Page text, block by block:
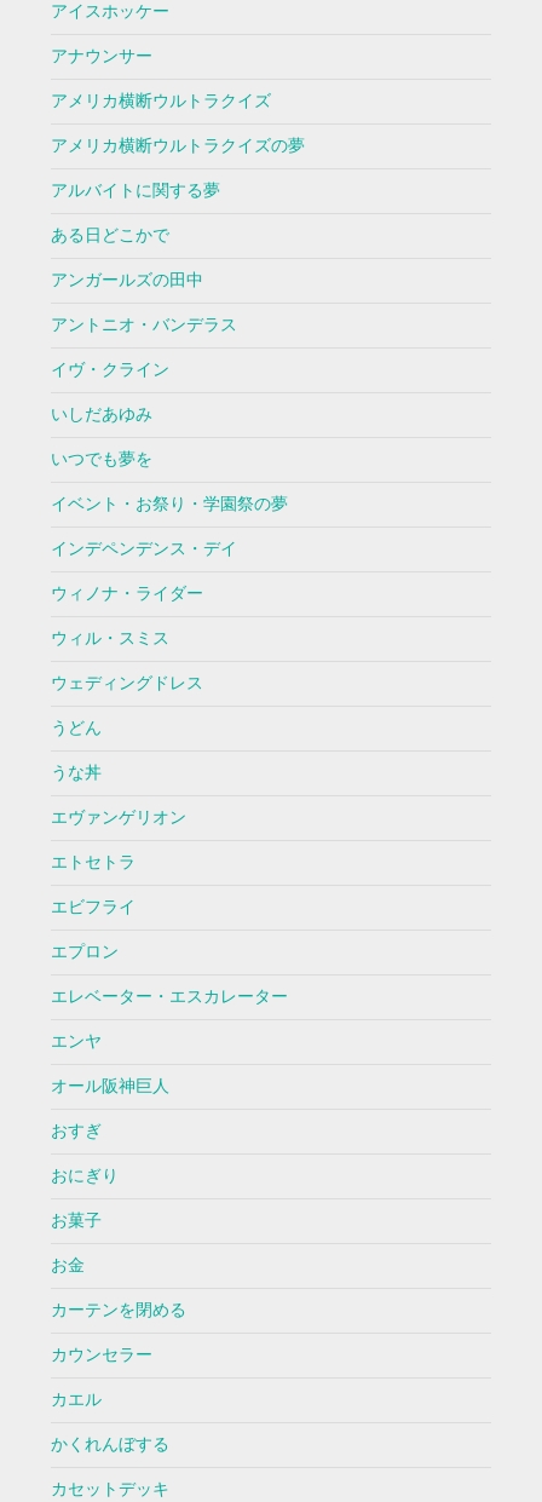
アイスホッケー
アナウンサー
アメリカ横断ウルトラクイズ
アメリカ横断ウルトラクイズの夢
アルバイトに関する夢
ある日どこかで
アンガールズの田中
アントニオ・バンデラス
イヴ・クライン
いしだあゆみ
いつでも夢を
イベント・お祭り・学園祭の夢
インデペンデンス・デイ
ウィノナ・ライダー
ウィル・スミス
ウェディングドレス
うどん
うな丼
エヴァンゲリオン
エトセトラ
エビフライ
エプロン
エレベーター・エスカレーター
エンヤ
オール阪神巨人
おすぎ
おにぎり
お菓子
お金
カーテンを閉める
カウンセラー
カエル
かくれんぼする
カセットデッキ